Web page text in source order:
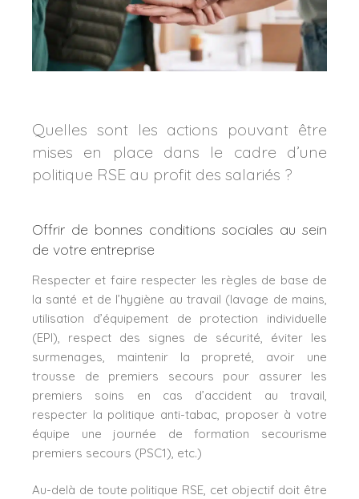
Quelles sont les actions pouvant être
mises en place dans le cadre d’une
politique RSE au profit des salariés ?
Offrir de bonnes conditions sociales au sein
de votre entreprise
Respecter et faire respecter les règles de base de
la santé et de l’hygiène au travail (lavage de mains,
utilisation d’équipement de protection individuelle
(EPI), respect des signes de sécurité, éviter les
surmenages, maintenir la propreté, avoir une
trousse de premiers secours pour assurer les
premiers soins en cas d’accident au travail,
respecter la politique anti-tabac, proposer à votre
équipe une journée de formation secourisme
premiers secours (PSC1), etc.)
Au-delà de toute politique RSE, cet objectif doit être